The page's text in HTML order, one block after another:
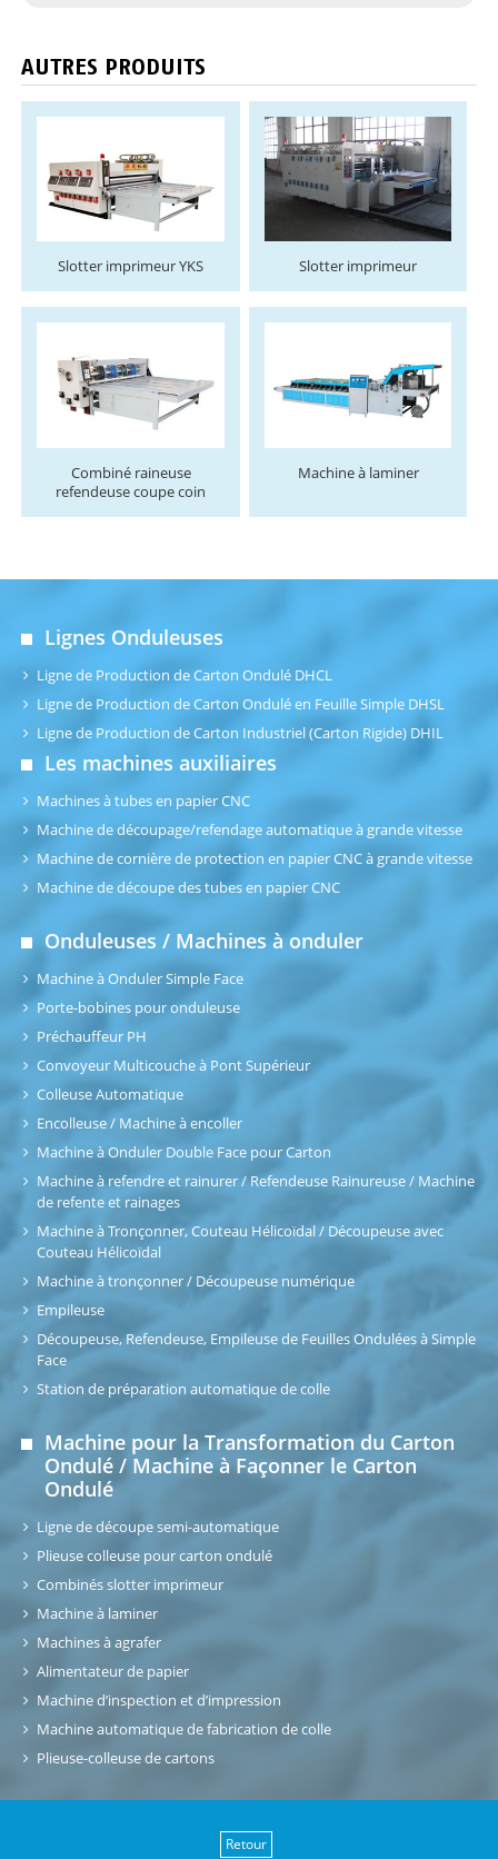
AUTRES PRODUITS
Slotter imprimeur YKS Slotter imprimeur
Combiné raineuse
refendeuse coupe coin
Machine à laminer
Lignes Onduleuses
Ligne de Production de Carton Ondulé DHCL
Ligne de Production de Carton Ondulé en Feuille Simple DHSL
Ligne de Production de Carton Industriel (Carton Rigide) DHIL
Les machines auxiliaires
Machines à tubes en papier CNC
Machine de découpage/refendage automatique à grande vitesse
Machine de cornière de protection en papier CNC à grande vitesse
Machine de découpe des tubes en papier CNC
Onduleuses / Machines à onduler
Machine à Onduler Simple Face
Porte-bobines pour onduleuse
Préchauffeur PH
Convoyeur Multicouche à Pont Supérieur
Colleuse Automatique
Encolleuse / Machine à encoller
Machine à Onduler Double Face pour Carton
Machine à refendre et rainurer / Refendeuse Rainureuse / Machine
de refente et rainages
Machine à Tronçonner, Couteau Hélicoïdal / Découpeuse avec
Couteau Hélicoïdal
Machine à tronçonner / Découpeuse numérique
Empileuse
Découpeuse, Refendeuse, Empileuse de Feuilles Ondulées à Simple
Face
Station de préparation automatique de colle
Machine pour la Transformation du Carton
Ondulé / Machine à Façonner le Carton
Ondulé
Ligne de découpe semi-automatique
Plieuse colleuse pour carton ondulé
Combinés slotter imprimeur
Machine à laminer
Machines à agrafer
Alimentateur de papier
Machine d’inspection et d’impression
Machine automatique de fabrication de colle
Plieuse-colleuse de cartons
Retour